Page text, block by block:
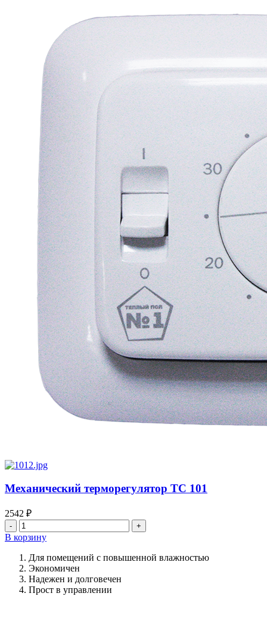
Механический терморегулятор ТС 101
2542 ₽
Количество
товара
Механический
терморегулятор
ТС
101
В корзину
Для помещений с повышенной влажностью
Экономичен
Надежен и долговечен
Прост в управлении